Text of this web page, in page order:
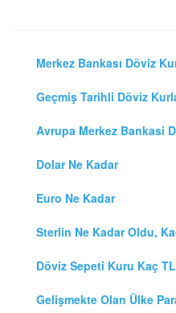
Merkez Bankası Döviz
Geçmiş Tarihli Döviz
Avrupa Merkez Bankasi
Dolar Ne Kadar
Euro Ne Kadar
Sterlin Ne Kadar Oldu,
Döviz Sepeti Kuru Kaç TL
Gelişmekte Olan Ülke